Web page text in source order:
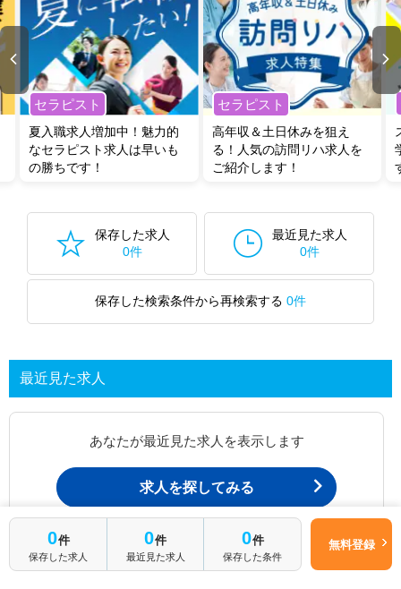
セラピスト
夏入職求人増加中！魅力的
なセラピスト求人は早いも
の勝ちです！
セラピスト
高年収＆土日休みを狙え
る！人気の訪問リハ求人を
ご紹介します！
保存した求人
0件
最近見た求人
0件
保存した検索条件から再検索する 0件
最近見た求人
あなたが最近見た求人を表示します
求人を探してみる
最近見た求人一覧ページから、
お問い合わせが可能です。
0件
保存した求人
0件
最近見た求人
0件
保存した条件
無料登録